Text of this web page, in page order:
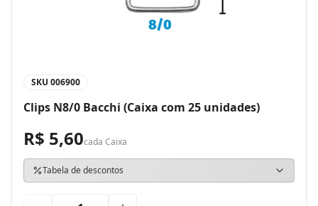
SKU 006900
Clips N8/0 Bacchi (Caixa com 25 unidades)
R$ 5,60cada Caixa
Tabela de descontos